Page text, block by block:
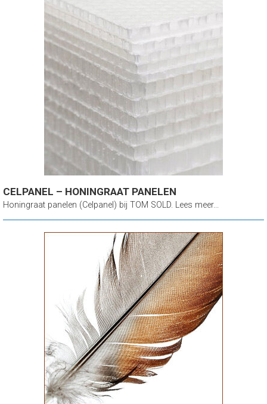
CELPANEL – HONINGRAAT PANELEN
Honingraat panelen (Celpanel) bij TOM SOLD. Lees meer...